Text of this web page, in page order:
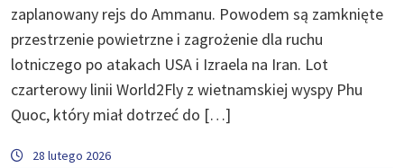
zaplanowany rejs do Ammanu. Powodem są zamknięte
przestrzenie powietrzne i zagrożenie dla ruchu
lotniczego po atakach USA i Izraela na Iran. Lot
czarterowy linii World2Fly z wietnamskiej wyspy Phu
Quoc, który miał dotrzeć do […]
28 lutego 2026